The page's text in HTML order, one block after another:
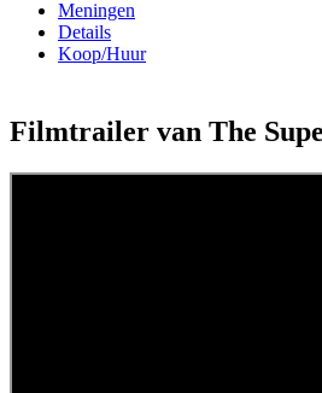
Meningen
Details
Koop/Huur
Filmtrailer van The